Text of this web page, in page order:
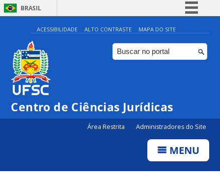
BRASIL
Simplifique!
Comunica BR
Participe
Canais
ACESSIBILIDADE ALTO CONTRASTE MAPA DO SITE
Centro de Ciências Jurídicas
Área Restrita Administradores do Site
MENU